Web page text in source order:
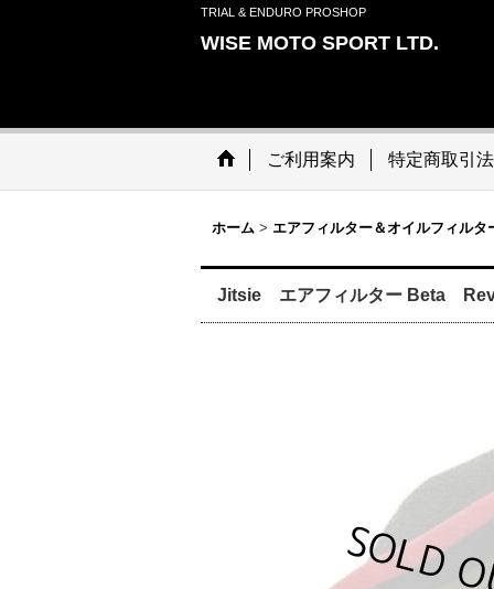
TRIAL & ENDURO PROSHOP
WISE MOTO SPORT LTD.
ご利用案内 特定商取引
ホーム > エアフィルター＆オイルフィルタ
Jitsie エアフィルター Beta